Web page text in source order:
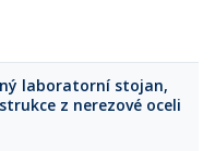
laboratorní stojan,
z nerezové oceli